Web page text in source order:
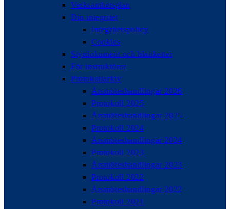
Verksamhetsplan
Din integritet
Integritetspolicy
Cookies
Styrdokument och blanketter
För instruktörer
Protokollarkiv
Årsmöteshandlingar 2026
Protokoll 2025
Årsmöteshandlingar 2025
Protokoll 2024
Årsmöteshandlingar 2024
Protokoll 2023
Årsmöteshandlingar 2023
Protokoll 2022
Årsmöteshandlingar 2022
Protokoll 2021